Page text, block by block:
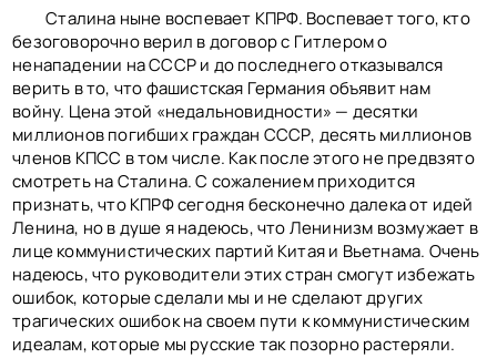
Сталина ныне воспевает КПРФ. Воспевает того, кто
безоговорочно верил в договор с Гитлером о
ненападении на СССР и до последнего отказывался
верить в то, что фашистская Германия объявит нам
войну. Цена этой «недальновидности» — десятки
миллионов погибших граждан СССР, десять миллионов
членов КПСС в том числе. Как после этого не предвзято
смотреть на Сталина. С сожалением приходится
признать, что КПРФ сегодня бесконечно далека от идей
Ленина, но в душе я надеюсь, что Ленинизм возмужает в
лице коммунистических партий Китая и Вьетнама. Очень
надеюсь, что руководители этих стран смогут избежать
ошибок, которые сделали мы и не сделают других
трагических ошибок на своем пути к коммунистическим
идеалам, которые мы русские так позорно растеряли.